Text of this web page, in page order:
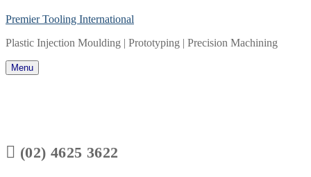
Premier Tooling International
Plastic Injection Moulding | Prototyping | Precision Machining
Menu
 (02) 4625 3622